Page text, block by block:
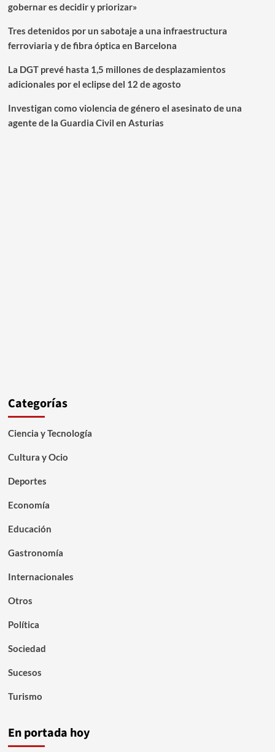
gobernar es decidir y priorizar»
Tres detenidos por un sabotaje a una infraestructura
ferroviaria y de fibra óptica en Barcelona
La DGT prevé hasta 1,5 millones de desplazamientos
adicionales por el eclipse del 12 de agosto
Investigan como violencia de género el asesinato de una
agente de la Guardia Civil en Asturias
Categorías
Ciencia y Tecnología
Cultura y Ocio
Deportes
Economía
Educación
Gastronomía
Internacionales
Otros
Política
Sociedad
Sucesos
Turismo
En portada hoy